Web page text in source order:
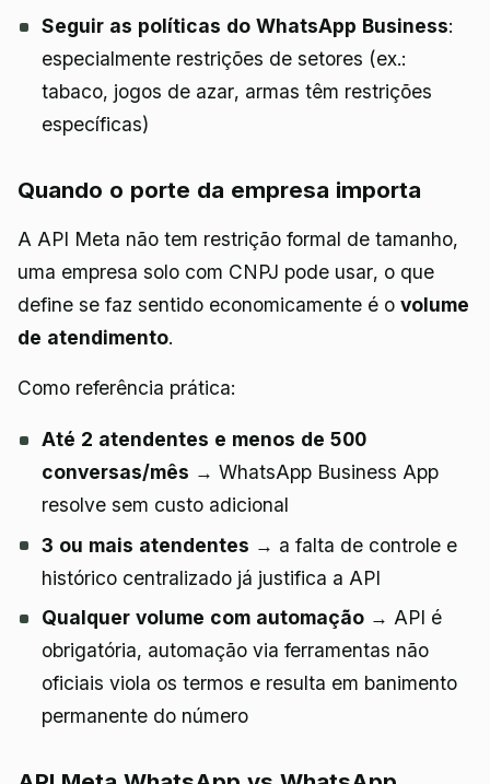
Seguir as políticas do WhatsApp Business:
especialmente restrições de setores (ex.:
tabaco, jogos de azar, armas têm restrições
específicas)
Quando o porte da empresa importa
A API Meta não tem restrição formal de tamanho,
uma empresa solo com CNPJ pode usar, o que
define se faz sentido economicamente é o volume
de atendimento.
Como referência prática:
Até 2 atendentes e menos de 500
conversas/mês → WhatsApp Business App
resolve sem custo adicional
3 ou mais atendentes → a falta de controle e
histórico centralizado já justifica a API
Qualquer volume com automação→ API é
obrigatória, automação via ferramentas não
oficiais viola os termos e resulta em banimento
permanente do número